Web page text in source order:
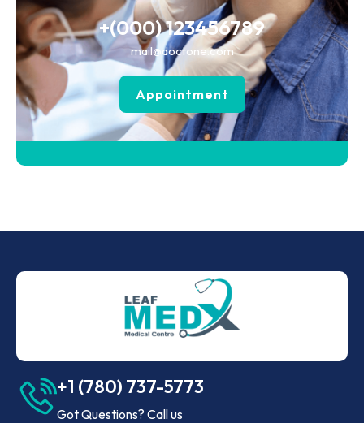
+(000) 123456789
mail@doctone.com
Appointment
+1 (780) 737-5773
Got Questions? Call us